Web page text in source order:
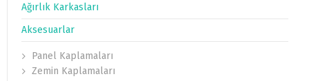
Ağırlık Karkasları
Aksesuarlar
Panel Kaplamaları
Zemin Kaplamaları